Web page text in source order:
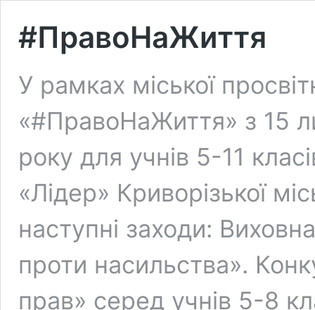
#ПравоНаЖиття
У рамках міської
«#ПравоНаЖиття» з 15
року для учнів 5-11
«Лідер» Криворізької
наступні заходи:
проти насильства».
прав» серед учнів 5-8